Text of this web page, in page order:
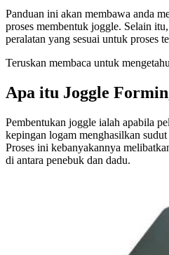
Panduan ini akan membawa anda
proses membentuk joggle. Selain
peralatan yang sesuai untuk proses
Teruskan membaca untuk
Apa itu Joggle
Pembentukan joggle ialah apabila
kepingan logam menghasilkan
Proses ini kebanyakannya
di antara penebuk dan dadu.